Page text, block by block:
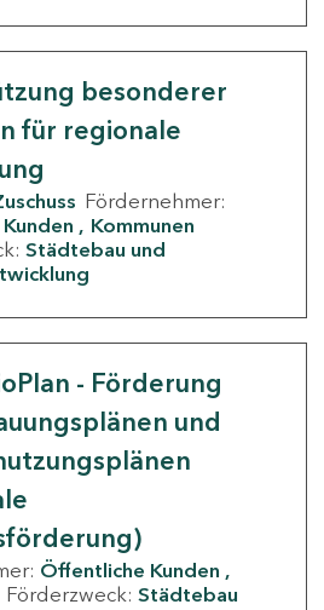
besonderer
für regionale
Fördernehmer:
Kommunen
Städtebau und
- Förderung
und
Öffentliche Kunden
Förderzweck: Städtebau